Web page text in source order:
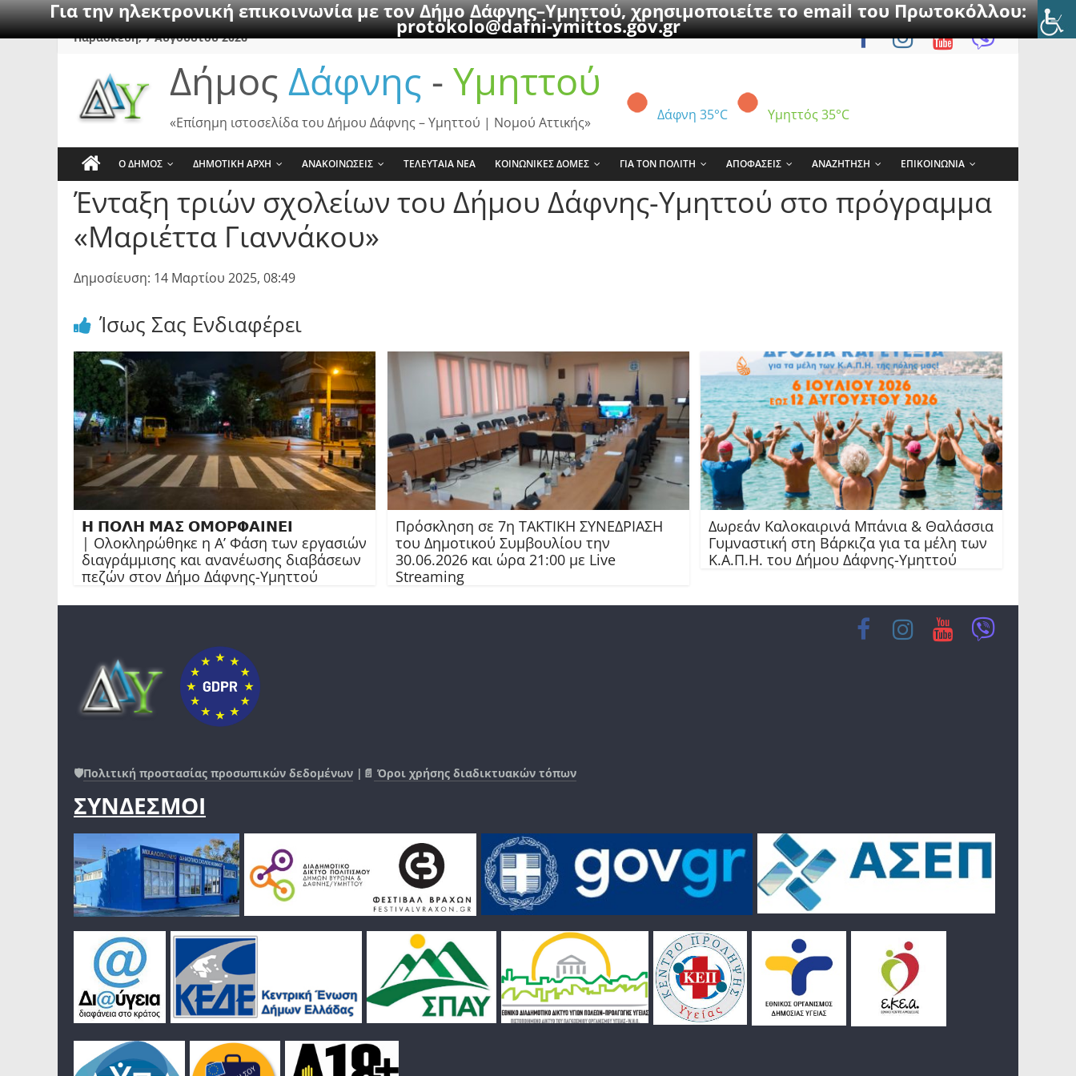
Για την ηλεκτρονική επικοινωνία με τον Δήμο Δάφνης–Υμηττού, χρησιμοποιείτε το email του Πρωτοκόλλου:
protokolo@dafni-ymittos.gov.gr
SkipΠαρασκευή, 7 Αυγούστου 2026
Δήμος Δάφνης - Υμηττού
Δάφνη 35°C Υμηττός 35°C
«Επίσημη ιστοσελίδα του Δήμου Δάφνης – Υμηττού | Νομού Αττικής»
Ο ΔΗΜΟΣ ΔΗΜΟΤΙΚΗ ΑΡΧΗ ΑΝΑΚΟΙΝΩΣΕΙΣ ΤΕΛΕΥΤΑΙΑ ΝΕΑ ΚΟΙΝΩΝΙΚΕΣ ΔΟΜΕΣ ΓΙΑ ΤΟΝ ΠΟΛΙΤΗ ΑΠΟΦΑΣΕΙΣ ΑΝΑΖΗΤΗΣΗ ΕΠΙΚΟΙΝΩΝΙΑ
Ένταξη τριών σχολείων του Δήμου Δάφνης-Υμηττού στο πρόγραμμα
«Μαριέττα Γιαννάκου»
Δημοσίευση: 14 Μαρτίου 2025, 08:49
Ίσως Σας Ενδιαφέρει
𝝜 𝝥𝝤𝝠𝝜 𝝡𝝖𝝨 𝝤𝝡𝝤𝝦𝝫𝝖𝝞𝝢𝝚𝝞
| Ολοκληρώθηκε η Α’ Φάση των εργασιών
διαγράμμισης και ανανέωσης διαβάσεων
πεζών στον Δήμο Δάφνης-Υμηττού
Πρόσκληση σε 7η ΤΑΚΤΙΚΗ ΣΥΝΕΔΡΙΑΣΗ
του Δημοτικού Συμβουλίου την
30.06.2026 και ώρα 21:00 με Live
Streaming
Δωρεάν Καλοκαιρινά Μπάνια & Θαλάσσια
Γυμναστική στη Βάρκιζα για τα μέλη των
Κ.Α.Π.Η. του Δήμου Δάφνης-Υμηττού
🛡️Πολιτική προστασίας προσωπικών δεδομένων |📄 Όροι χρήσης διαδικτυακών τόπων
ΣΥΝΔΕΣΜΟΙ